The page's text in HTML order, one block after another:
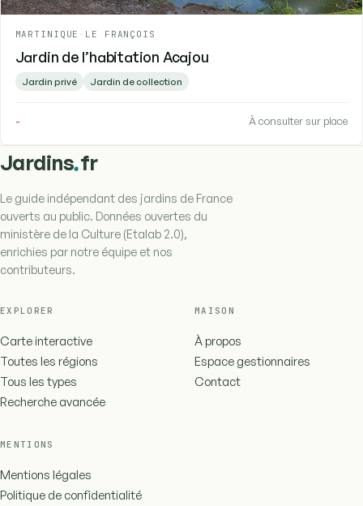
MARTINIQUE - LE FRANÇOIS
Jardin de l’habitation Acajou
Jardin privé Jardin de collection
- À consulter sur place
Jardins.fr
Le guide indépendant des jardins de France
ouverts au public. Données ouvertes du
ministère de la Culture (Etalab 2.0),
enrichies par notre équipe et nos
contributeurs.
EXPLORER
Carte interactive
Toutes les régions
Tous les types
Recherche avancée
MAISON
À propos
Espace gestionnaires
Contact
MENTIONS
Mentions légales
Politique de confidentialité